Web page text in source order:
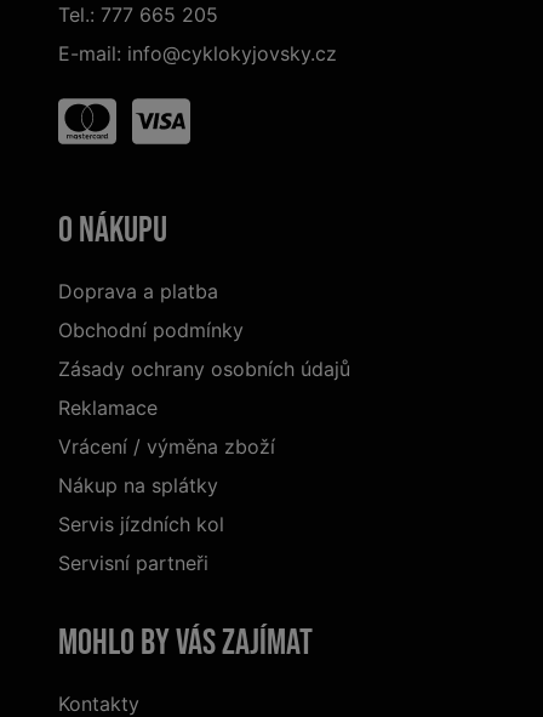
Tel.: 777 665 205
E-mail: info@cyklokyjovsky.cz
O nákupu
Doprava a platba
Obchodní podmínky
Zásady ochrany osobních údajů
Reklamace
Vrácení / výměna zboží
Nákup na splátky
Servis jízdních kol
Servisní partneři
Mohlo by vás zajímat
Kontakty